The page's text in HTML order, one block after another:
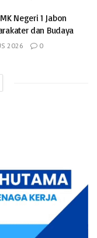
Negeri 1 Jabon
dan Budaya
2026 0